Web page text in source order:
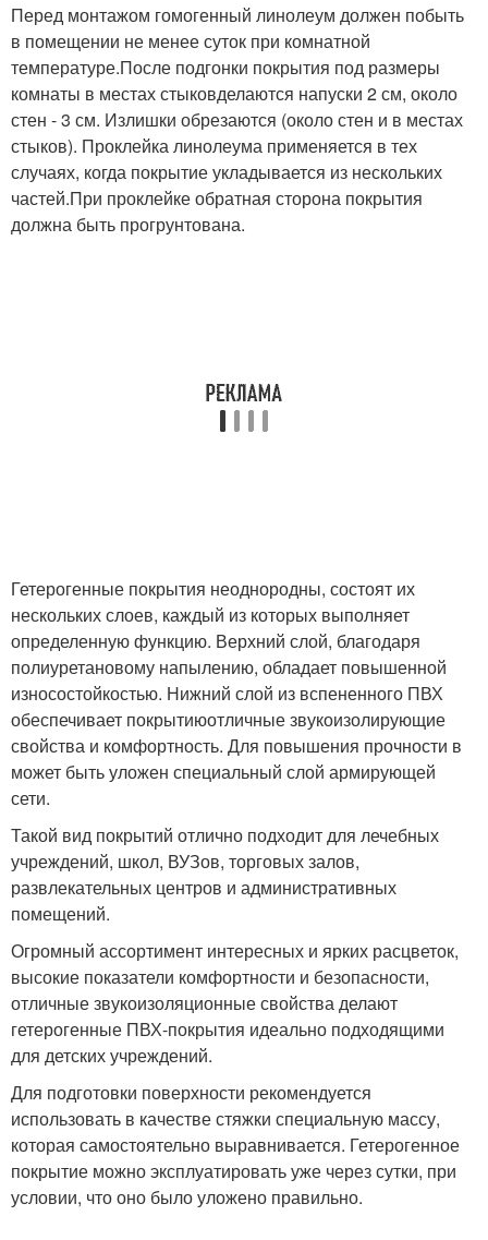
Перед монтажом гомогенный линолеум должен побыть
в помещении не менее суток при комнатной
температуре.После подгонки покрытия под размеры
комнаты в местах стыковделаются напуски 2 см, около
стен - 3 см. Излишки обрезаются (около стен и в местах
стыков). Проклейка линолеума применяется в тех
случаях, когда покрытие укладывается из нескольких
частей.При проклейке обратная сторона покрытия
должна быть прогрунтована.
Гетерогенные покрытия неоднородны, состоят их
нескольких слоев, каждый из которых выполняет
определенную функцию. Верхний слой, благодаря
полиуретановому напылению, обладает повышенной
износостойкостью. Нижний слой из вспененного ПВХ
обеспечивает покрытиюотличные звукоизолирующие
свойства и комфортность. Для повышения прочности в
может быть уложен специальный слой армирующей
сети.
Такой вид покрытий отлично подходит для лечебных
учреждений, школ, ВУЗов, торговых залов,
развлекательных центров и административных
помещений.
Огромный ассортимент интересных и ярких расцветок,
высокие показатели комфортности и безопасности,
отличные звукоизоляционные свойства делают
гетерогенные ПВХ-покрытия идеально подходящими
для детских учреждений.
Для подготовки поверхности рекомендуется
использовать в качестве стяжки специальную массу,
которая самостоятельно выравнивается. Гетерогенное
покрытие можно эксплуатировать уже через сутки, при
условии, что оно было уложено правильно.